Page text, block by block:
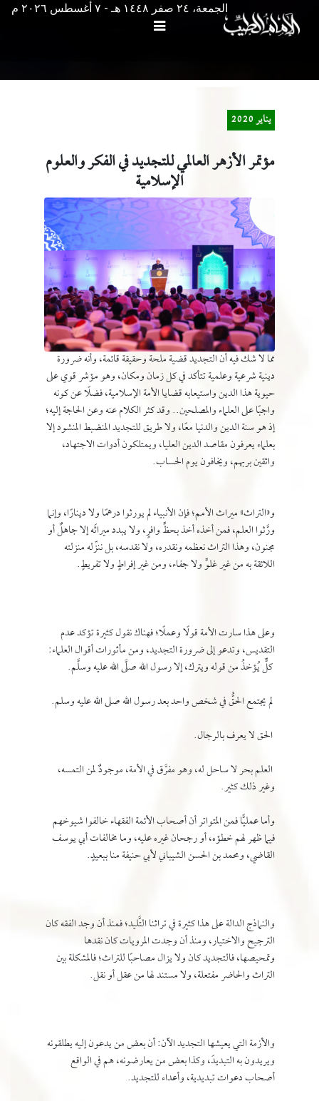
الجمعة، ٢٤ صفر ١٤٤٨ هـ - ۷ أغسطس ۲۰۲٦ م
يناير 2020
مؤتمر الأزهر العالمي للتجديد في الفكر والعلوم
الإسلامية
مما لا شك فيه أن التجديد قضية ملحة وحقيقة قائمة، وأنه ضرورة
دينية شرعية وعلمية تتأكد في كل زمان ومكان، وهو مؤشر قوي على
حيوية هذا الدين واستيعابه قضايا الأمة الإسلامية، فضلًا عن كونه
واجبًا على العلماء والمصلحين.. وقد كثر الكلام عنه وعن الحاجة إليه؛
إذ هو سنة الدين والدنيا معًا، ولا طريق للتجديد المنضبط المنشود إلا
بعلماء يعرفون مقاصد الدين العليا، ويمتلكون أدوات الاجتهاد،
واثقين بربهم، ويخافون يوم الحساب.
و«التراث» ميراث الأمم؛ فإن الأنبياء لم يورثوا درهمًا ولا دينارًا، وإنما
ورَّثوا العلم، فمن أخذه أخذ بحظٍّ وافرٍ، ولا يبدد ميراثَه إلا جاهلٌ أو
مجنون، وهذا التراث نعظمه ونقدره، ولا نقدسه، بل ننزِّله منزلته
اللائقة به من غير غلوٍّ ولا جفاء، ومن غير إفراطٍ ولا تفريطٍ.
وعلى هذا سارت الأمة قولًا وعملًا؛ فهناك نقول كثيرة تؤكد عدم
التقديس، وتدعو إلى ضرورة التجديد، ومن مأثورات أقوال العلماء:
كلٌّ يُؤخذُ من قوله ويترك، إلا رسول الله صلَّى الله عليه وسلَّم.
لم يجتمع الحقُّ في شخص واحد بعد رسول الله صلى الله عليه وسلم.
الحق لا يعرف بالرجال.
العلم بحر لا ساحل له، وهو مفرَّق في الأمة، موجودٌ لمن التمسه،
وغير ذلك كثير.
وأما عمليًّا فمن المتواتر أن أصحاب الأئمة الفقهاء خالفوا شيوخهم
فيما ظهر لهم خطؤه، أو رجحان غيره عليه، وما مخالفات أبي يوسف
القاضي، ومحمد بن الحسن الشيباني لأبي حنيفة منا ببعيدٍ.
والنماذج الدالة على هذا كثيرة في تراثنا التَّليد؛ فمنذ أن وجد الفقه كان
الترجيح والاختيار، ومنذ أن وجدت المرويات كان نقدها
وتمحيصها، فالتجديد كان ولا يزال مصاحبًا للتراث؛ فالمشكلة بين
التراث والحاضر مفتعلة، ولا مستند لها من عقل أو نقل.
والأزمة التي يعيشها التجديد الآن: أن بعض من يدعون إليه يطلقونه
ويريدون به التبديدَ، وكذا بعض من يعارضونه، هم في الواقع
أصحاب دعوات تبديدية، وأعداء للتجديد.